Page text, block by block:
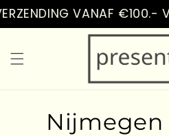
contenuti
VANAF €100.-
Nijmegen